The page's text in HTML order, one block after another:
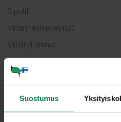
Suostumus
Sipulit
Vihanneshedelmät
Viljellyt sienet
Maus­teyr­tit